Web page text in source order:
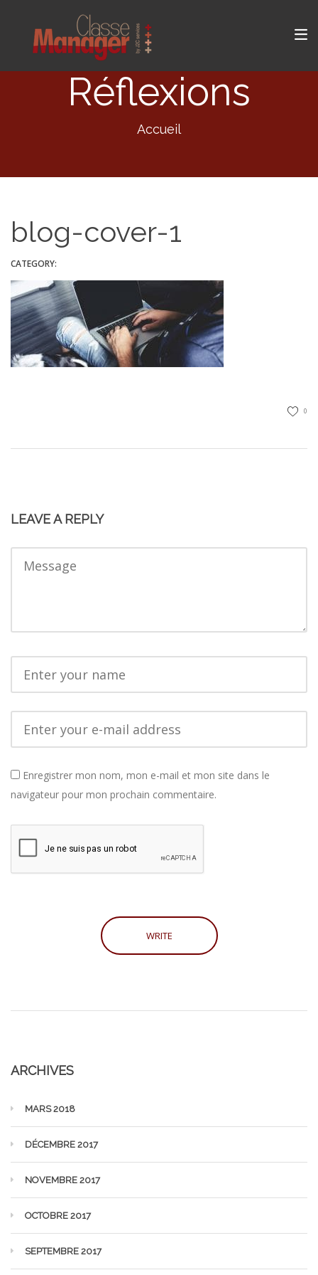
Réflexions
Accueil
blog-cover-1
CATEGORY:
0
LEAVE A REPLY
Enregistrer mon nom, mon e-mail et mon site dans le
navigateur pour mon prochain commentaire.
ARCHIVES
MARS 2018
DÉCEMBRE 2017
NOVEMBRE 2017
OCTOBRE 2017
SEPTEMBRE 2017